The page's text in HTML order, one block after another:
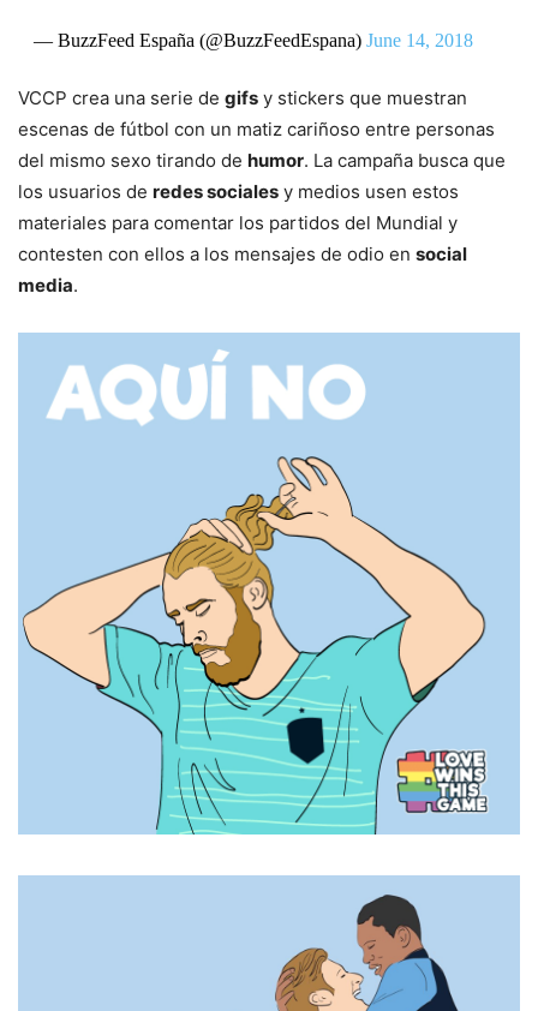
— BuzzFeed España (@BuzzFeedEspana) June 14, 2018
VCCP crea una serie de gifs y stickers que muestran
escenas de fútbol con un matiz cariñoso entre personas
del mismo sexo tirando de humor. La campaña busca que
los usuarios de redes sociales y medios usen estos
materiales para comentar los partidos del Mundial y
contesten con ellos a los mensajes de odio en social
media.